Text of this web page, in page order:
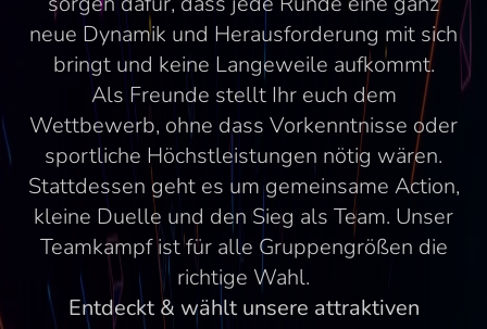
neue Dynamik und Herausforderung mit sich
bringt und keine Langeweile aufkommt.
Als Freunde stellt Ihr euch dem
Wettbewerb, ohne dass Vorkenntnisse oder
sportliche Höchstleistungen nötig wären.
Stattdessen geht es um gemeinsame Action,
kleine Duelle und den Sieg als Team. Unser
Teamkampf ist für alle Gruppengrößen die
richtige Wahl.
Entdeckt & wählt unsere attraktiven